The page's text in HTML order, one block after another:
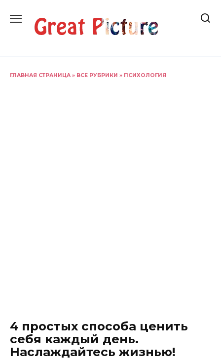
содержанию
ГЛАВНАЯ СТРАНИЦА » ВСЕ РУБРИКИ » ПСИХОЛОГИЯ
4 простых способа ценить
себя каждый день.
Наслаждайтесь жизнью!